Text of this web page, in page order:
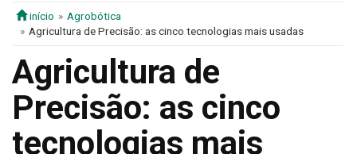
início
Agrobótica
Agricultura de Precisão: as cinco tecnologias mais usadas
Agricultura de
Precisão: as cinco
tecnologias mais